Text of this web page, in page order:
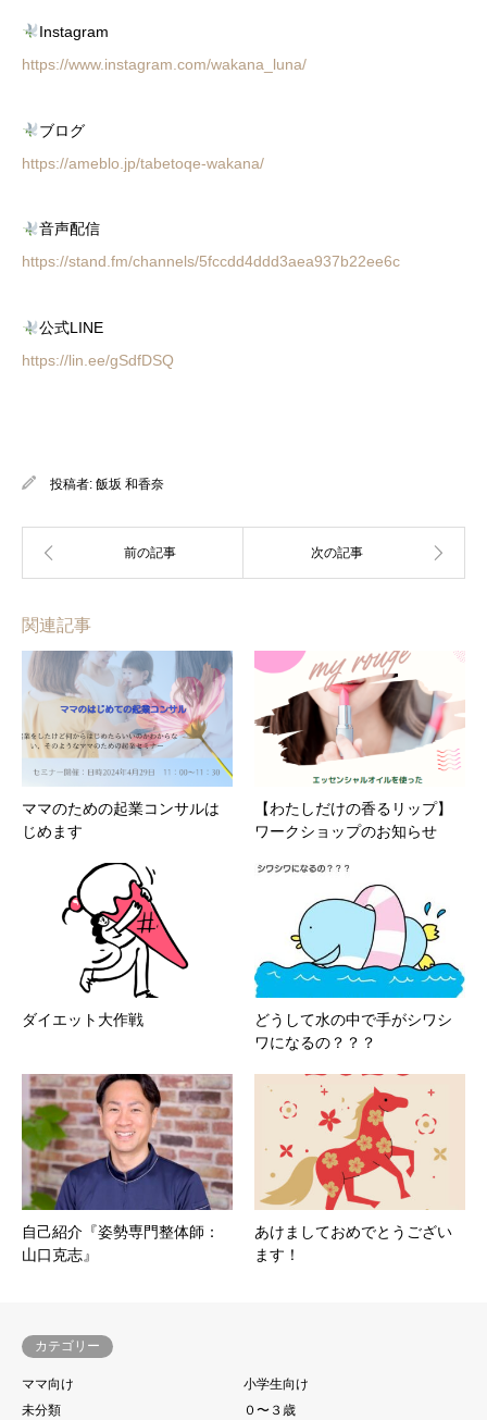
Instagram
https://www.instagram.com/wakana_luna/
ブログ
https://ameblo.jp/tabetoqe-wakana/
音声配信
https://stand.fm/channels/5fccdd4ddd3aea937b22ee6c
公式LINE
https://lin.ee/gSdfDSQ
投稿者: 飯坂 和香奈
関連記事
ママのための起業コンサルは
じめます
【わたしだけの香るリップ】
ワークショップのお知らせ
ダイエット大作戦
どうして水の中で手がシワシ
ワになるの？？？
自己紹介『姿勢専門整体師：
山口克志』
あけましておめでとうござい
ます！
カテゴリー
ママ向け
小学生向け
未分類
０〜３歳